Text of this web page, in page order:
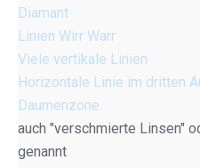
Diamant
Linien Wirr Warr
Viele vertikale Linien
Horizontale Linie im dritten
Daumenzone
auch "verschmierte Linsen"
genannt